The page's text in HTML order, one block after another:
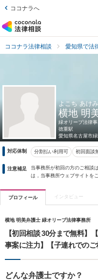
ココナラへ
ココナラ法律相談 愛知県で法
よこち あけみ
横地 明
緑オリーブ法律
徳重駅
愛知県名古屋市
対応体制 分割払い利用可 初回面談
注意補足
当事務所が初回の方のご相談
は，当事務所ウェブサイトを
プロフィール インタビュー
横地 明美弁護士 緑オリーブ法律事務所
【初回相談 30分まで無料】
事案に注力】【子連れでのご
どんな弁護士ですか？